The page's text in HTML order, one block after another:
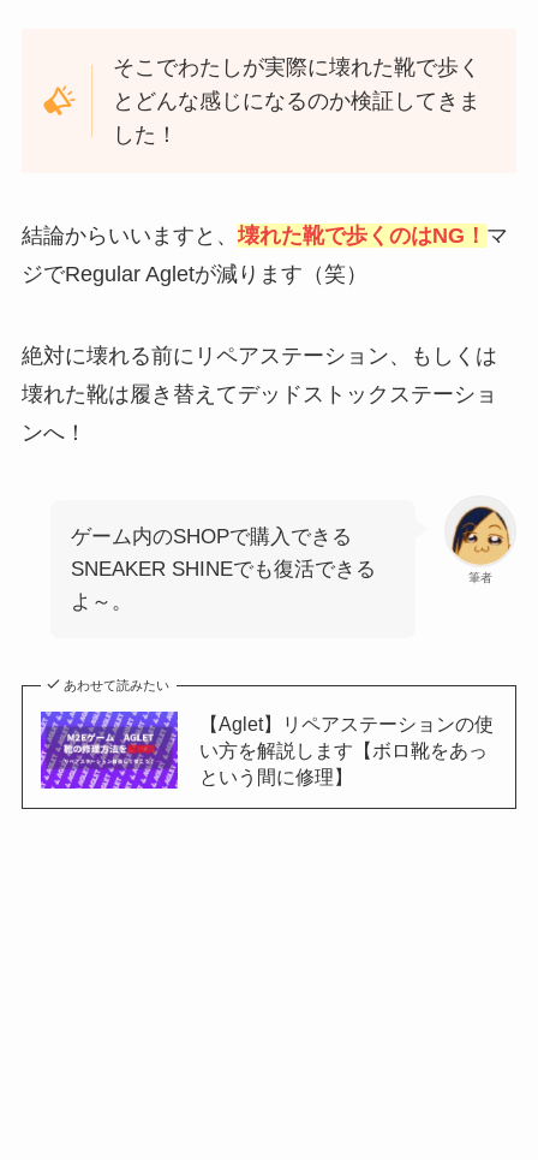
そこでわたしが実際に壊れた靴で歩く
とどんな感じになるのか検証してきま
した！
結論からいいますと、 壊れた靴で歩くのはNG！ マ
ジでRegular Agletが減ります（笑）
絶対に壊れる前にリペアステーション、もしくは
壊れた靴は履き替えてデッドストックステーショ
ンへ！
筆者
ゲーム内のSHOPで購入できる
SNEAKER SHINEでも復活できる
よ～。
あわせて読みたい
【Aglet】リペアステーションの使
い方を解説します【ボロ靴をあっ
という間に修理】